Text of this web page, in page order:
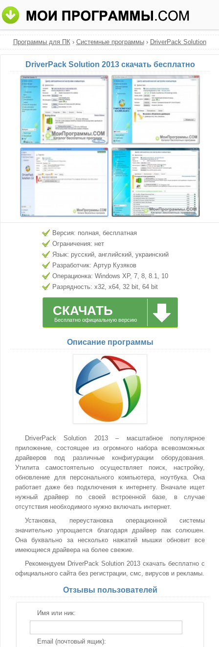
Программы для ПК› Системные программы› DriverPack Solution
DriverPack Solution 2013 скачать бесплатно
Версия: полная, бесплатная
Ограничения: нет
Язык: русский, английский, украинский
Разработчик: Артур Кузяков
Операционка: Windows XP, 7, 8, 8.1, 10
Разрядность: x32, x64, 32 bit, 64 bit
СКАЧАТЬ
Бесплатно официальную версию
Описание программы
DriverPack Solution 2013 – масштабное популярное
приложение, состоящее из огромного набора всевозможных
драйверов под различные конфигурации оборудования.
Утилита самостоятельно осуществляет поиск, настройку,
обновление для персонального компьютера, ноутбука. Она
работает даже без подключения к интернету. Вначале ищет
нужный драйвер по своей встроенной базе, в случае
отсутствия необходимого нужно включать интернет.
Установка, переустановка операционной системы
значительно упрощается благодаря драйвер пак солюшен.
Она буквально за несколько нажатий мышки обновит все
имеющиеся драйвера на более свежие.
Рекомендуем DriverPack Solution 2013 скачать бесплатно с
официального сайта без регистрации, смс, вирусов и рекламы.
Отзывы пользователей
Имя или ник:
Email (почтовый ящик):